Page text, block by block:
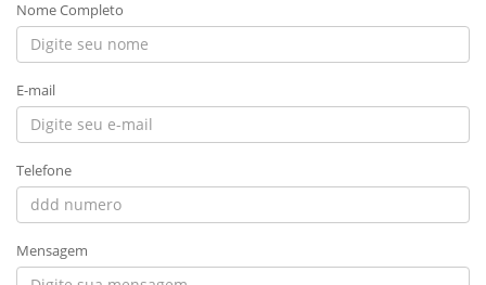
Nome Completo
E-mail
Telefone
Mensagem